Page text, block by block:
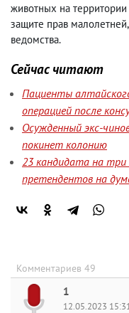
животных на
защите прав малолетней,
ведомства.
Сейчас читают
Пациенты
операцией после
Осужденный экс-
покинет колонию
23 кандидата на
претендентов на
Комментариев 49
1
12.05.2023